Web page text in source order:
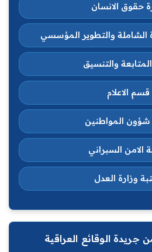
حقوق الانسان
الشاملة والتطوير المؤسسي
والتنسيق
قسم الاعلام
المواطنين
الامن السبراني
وزارة العدل
(4875) من جريدة الوقائع العراقية